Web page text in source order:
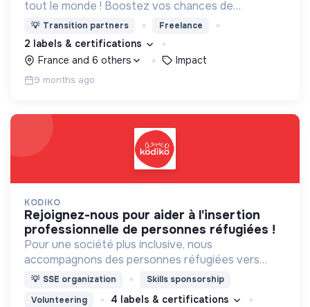
tout le monde ! Boostez vos chances de
décrocher des missions à fort impact en
rejoignant le plus grand réseau de structures
engagées.
💡 Transition partners Freelance
2 labels & certifications
France and 6 others
Impact
9 months ago
KODIKO
rejoignez-nous pour aider à l'insertion
professionnelle de personnes réfugiées !
Pour une société plus inclusive, nous
accompagnons des personnes réfugiées vers
l'emploi à travers un programme de co-training en
💡 SSE organization
Skills sponsorship
Volunteering
4 labels & certifications